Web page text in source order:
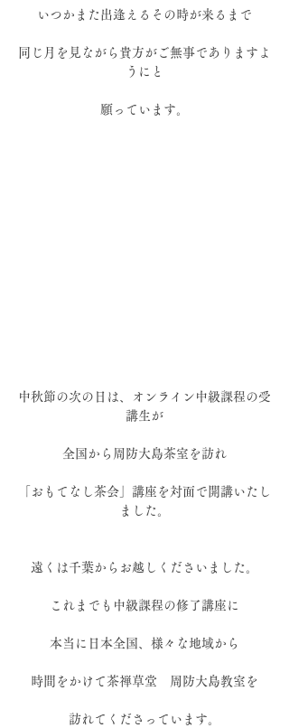
いつかまた出逢えるその時が来るまで
同じ月を見ながら貴方がご無事でありますよ
うにと
願っています。
中秋節の次の日は、オンライン中級課程の受
講生が
全国から周防大島茶室を訪れ
「おもてなし茶会」講座を対面で開講いたし
ました。
遠くは千葉からお越しくださいました。
これまでも中級課程の修了講座に
本当に日本全国、様々な地域から
時間をかけて茶禅草堂　周防大島教室を
訪れてくださっています。